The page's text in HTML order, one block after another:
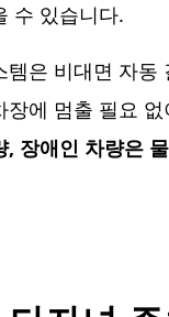
수 있습니다.
템은 비대면 자동
장에 멈출 필요
, 장애인 차량은